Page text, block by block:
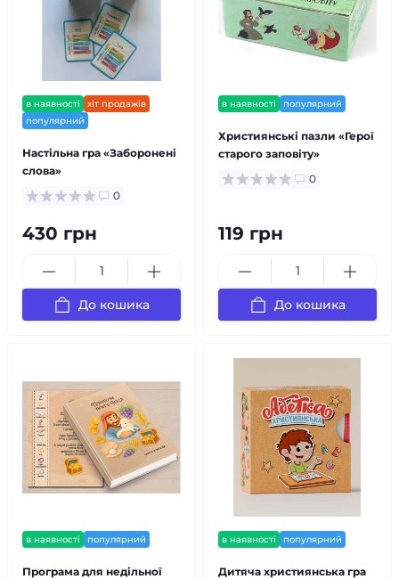
в наявності
хіт продажів
популярний
Настільна гра «Заборонені
слова»
0
430 грн
До кошика
в наявності популярний
Християнські пазли «Герої
старого заповіту»
0
119 грн
До кошика
в наявності популярний
Програма для недільної
в наявності популярний
Дитяча християнська гра